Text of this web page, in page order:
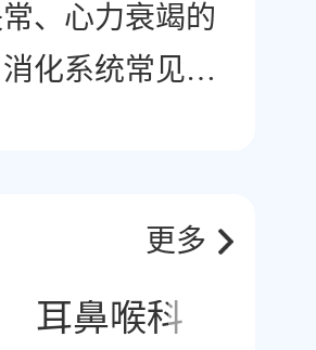
、心力衰竭的
化系统常见
更多
耳鼻喉科